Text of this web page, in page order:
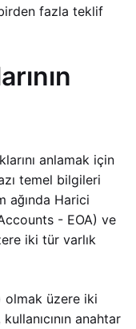
fazla teklif
anlamak için
temel bilgileri
ağında Harici
- EOA) ve
iki tür varlık
olmak üzere iki
anahtar